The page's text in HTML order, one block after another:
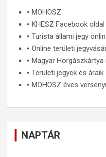
🞄 MOHOSZ
🞄 KHESZ Facebook oldal
🞄 Turista állami jegy
🞄 Online területi
🞄 Magyar
🞄 Területi jegyek és áraik
🞄 MOHOSZ éves
NAPTÁR